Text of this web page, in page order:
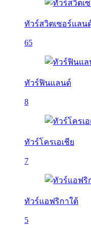
ทัวร์สวิตเซอร์แลน
65
ทัวร์ฟินแลนด์
8
ทัวร์โครเอเชีย
7
ทัวร์แอฟริกาใต้
5